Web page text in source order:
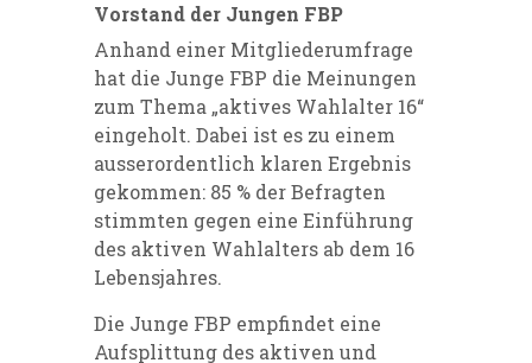
Vorstand der Jungen FBP
Anhand einer Mitgliederumfrage
hat die Junge FBP die Meinungen
zum Thema „aktives Wahlalter 16“
eingeholt. Dabei ist es zu einem
ausserordentlich klaren Ergebnis
gekommen: 85 % der Befragten
stimmten gegen eine Einführung
des aktiven Wahlalters ab dem 16
Lebensjahres.
Die Junge FBP empfindet eine
Aufsplittung des aktiven und